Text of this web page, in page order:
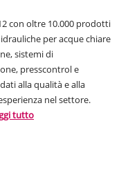
in fase di spedizione,
scongiurando danni o
a pavimento, i nostri
per un fissaggio ideale
del piatto. Prezzi
materiali di ogni sorta
Conosci una ragione
con oltre 10.000 prodotti
per acque chiare
sistemi di
presscontrol e
alla qualità e alla
nel settore.
tutto